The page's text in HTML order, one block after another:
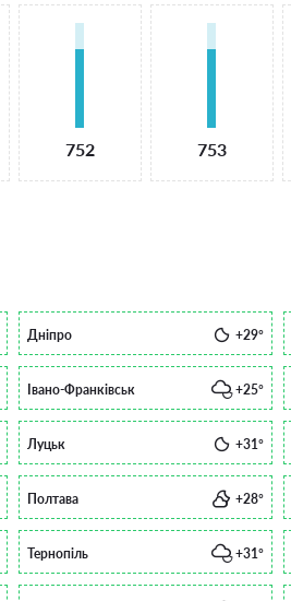
752 753
Дніпро +29°
Івано-Франківськ +25°
Луцьк +31°
Полтава +28°
Тернопіль +31°